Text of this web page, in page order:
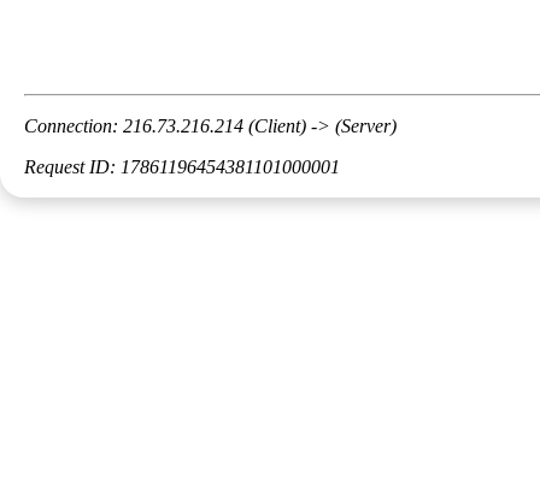
Connection: 216.73.216.214 (Client) -> (Server)
Request ID: 17861196454381101000001